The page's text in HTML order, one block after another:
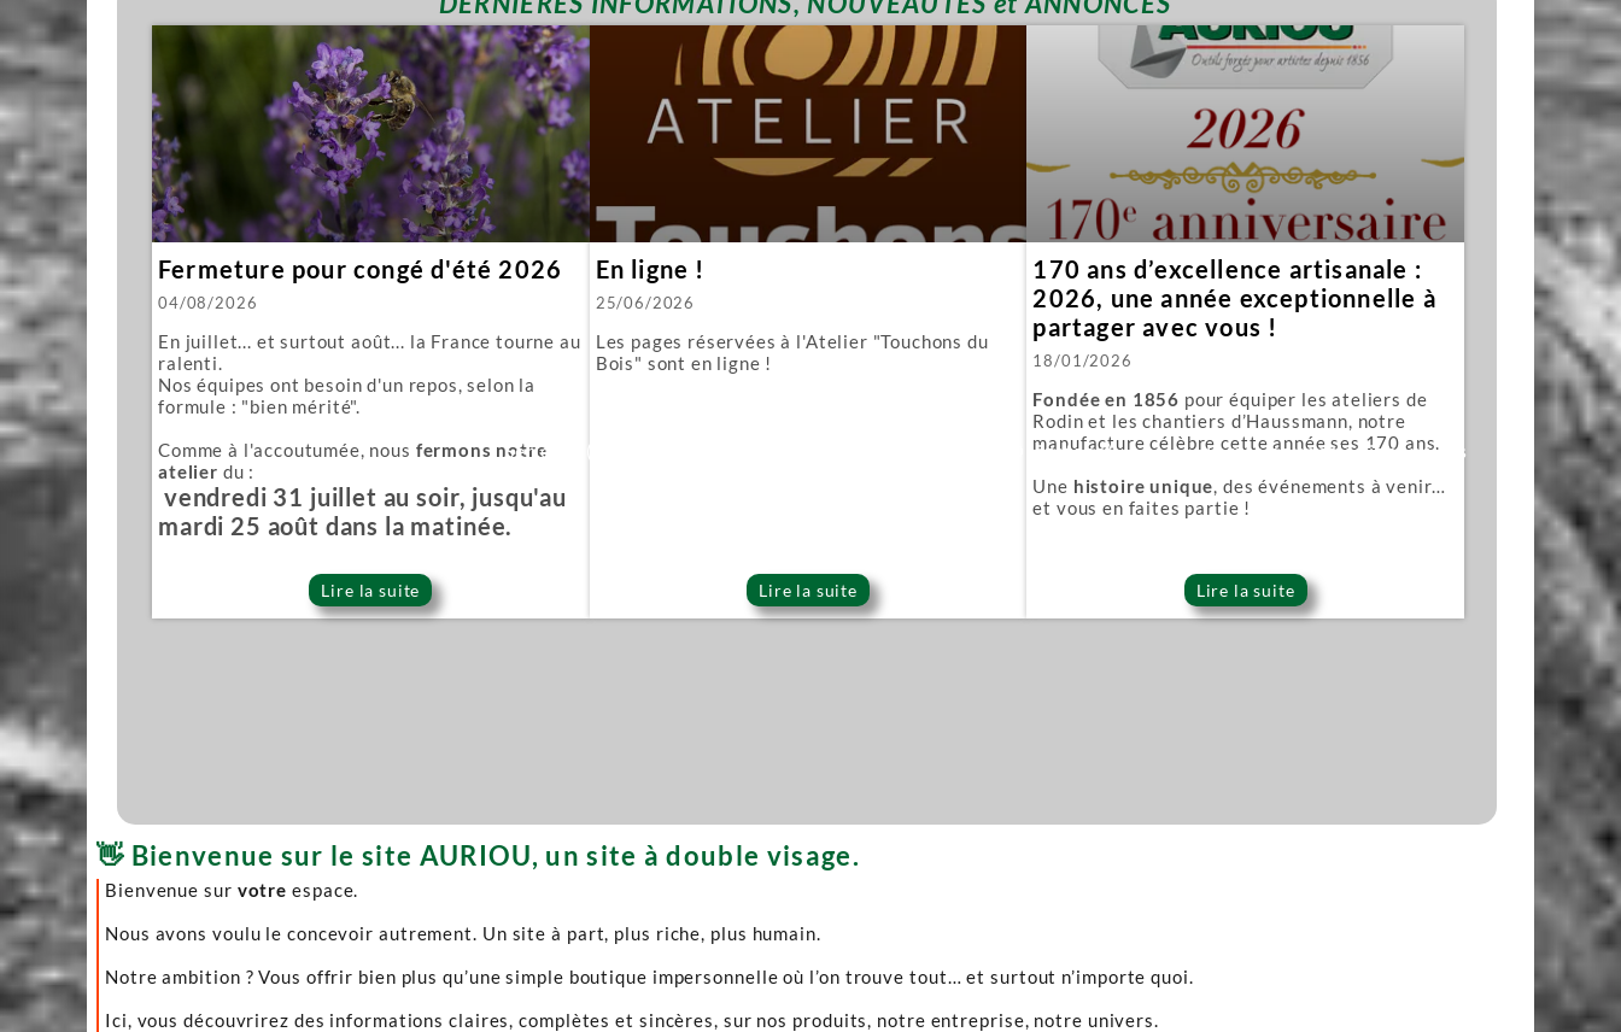
Toutes ces scies sont à lames interchangeables.
Nous vous proposons aussi quelques produits spécifiques :
Mawashibiki : l'équivalent japonais de nos scies à guichet.
Kughikii : parfaite pour araser les tenons.
Évidemment nous fournissons aussi toutes les lames de rechange.
Série Or (Gold series) Épée démoniaque (Onigatana) Lames pour scies japonaises
Fermeture pour congé d'été 2026
04/08/2026
En juillet... et surtout août... la France tourne au
ralenti.
Nos équipes ont besoin d'un repos, selon la
formule : "bien mérité".
Comme à l'accoutumée, nous fermons notre
atelier du :
vendredi 31 juillet au soir, jusqu'au
mardi 25 août dans la matinée.
Lire la suite
En ligne !
25/06/2026
Les pages réservées à l'Atelier "Touchons du
Bois" sont en ligne !
Lire la suite
170 ans d’excellence artisanale :
2026, une année exceptionnelle à
partager avec vous !
18/01/2026
Fondée en 1856 pour équiper les ateliers de
Rodin et les chantiers d’Haussmann, notre
manufacture célèbre cette année ses 170 ans.
Une histoire unique, des événements à venir…
et vous en faites partie !
Lire la suite
👋 Bienvenue sur le site AURIOU, un site à double visage.
Bienvenue sur votreespace.
Nous avons voulu le concevoir autrement. Un site à part, plus riche, plus humain.
Notre ambition ? Vous offrir bien plus qu’une simple boutique impersonnelle où l’on trouve tout… et surtout n’importe quoi.
Ici, vous découvrirez des informations claires, complètes et sincères, sur nos produits, notre entreprise, notre univers.